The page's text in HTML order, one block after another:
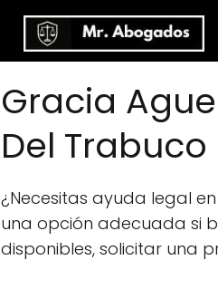
Gracia
Del Trabuco
¿Necesitas ayuda legal
una opción adecuada si
disponibles, solicitar una